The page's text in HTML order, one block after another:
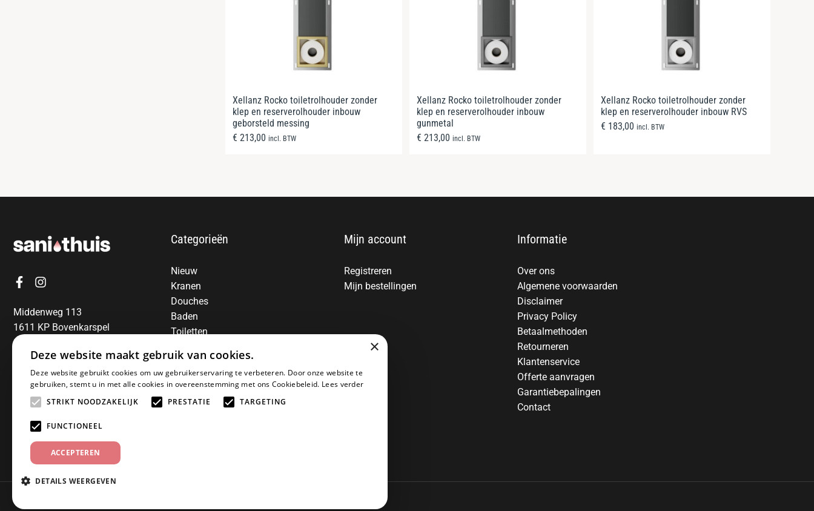
Xellanz Rocko toiletrolhouder zonder
klep en reserverolhouder inbouw
geborsteld messing
€ 213,00 incl. BTW
Xellanz Rocko toiletrolhouder zonder
klep en reserverolhouder inbouw
gunmetal
€ 213,00 incl. BTW
Xellanz Rocko toiletrolhouder zonder
klep en reserverolhouder inbouw RVS
€ 183,00 incl. BTW
Middenweg 113
1611 KP Bovenkarspel
06-13850797
Categorieën
Nieuw
Kranen
Douches
Baden
Toiletten
Spiegels
Wastafels
Badkamermeubelen
Accessoires
Mijn account
Registreren
Mijn bestellingen
Informatie
Over ons
Algemene voorwaarden
Disclaimer
Privacy Policy
Betaalmethoden
Retourneren
Klantenservice
Offerte aanvragen
Garantiebepalingen
Contact
© 2025 Sanithuis
×
Deze website maakt gebruik van cookies.
Deze website gebruikt cookies om uw gebruikerservaring te verbeteren. Door onze website te
gebruiken, stemt u in met alle cookies in overeenstemming met ons Cookiebeleid. Lees verder
STRIKT NOODZAKELIJK
PRESTATIE TARGETING
FUNCTIONEEL
ACCEPTEREN
DETAILS WEERGEVEN